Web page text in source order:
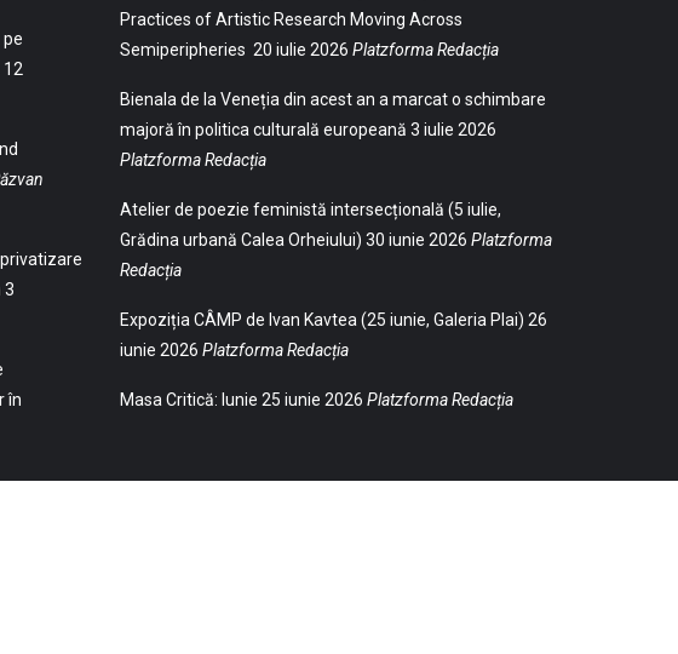
12
3
în
Practices of Artistic Research Moving Across
Semiperipheries 20 iulie 2026 Platzforma Redacția
Bienala de la Veneția din acest an a marcat o schimbare
majoră în politica culturală europeană 3 iulie 2026
Platzforma Redacția
Atelier de poezie feministă intersecțională (5 iulie,
Grădina urbană Calea Orheiului) 30 iunie 2026 Platzforma
Redacția
Expoziția CÂMP de Ivan Kavtea (25 iunie, Galeria Plai) 26
iunie 2026 Platzforma Redacția
Masa Critică: Iunie 25 iunie 2026 Platzforma Redacția